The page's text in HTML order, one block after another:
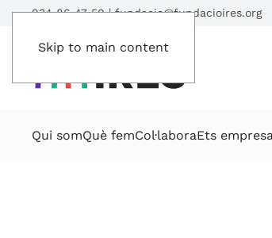
Skip to main content
934 86 47 50|fundacio@fundacioires.org
Qui somQuè femCol·laboraEts